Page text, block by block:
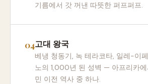
기름에서 갓 꺼낸 따뜻한 퍼프퍼프.
고대 왕국
베냉 청동기, 녹 테라코타, 일레-이페
노의 1,000년 된 성벽 — 아프리카에
민 이전 역사 중 하나.